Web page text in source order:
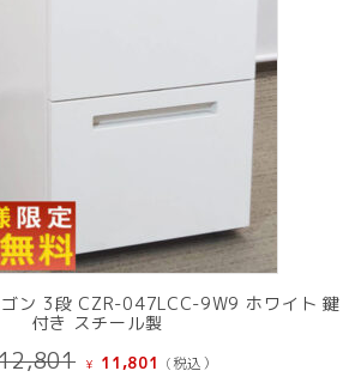
ン 3段 CZR-047LCC-9W9 ホワイト 鍵
付き スチール製
元
¥ 11,801 現
(税込）